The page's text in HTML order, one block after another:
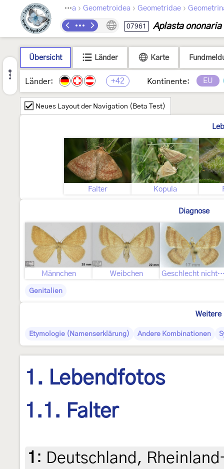
Lepidoptera › Geometroidea › Geometridae ›
07961 Aplasta ononaria
Übersicht Länder Karte
Länder: +42 Kontinente: EU
Neues Layout der Navigation (Beta Test)
Falter Kopula
Diagnose
Männchen Weibchen Geschlecht nicht
Genitalien
Weitere
Etymologie (Namenserklärung) Andere Kombinationen
1. Lebendfotos
1.1. Falter
1 : Deutschland,